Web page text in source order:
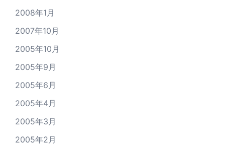
2008年1月
2007年10月
2005年10月
2005年9月
2005年6月
2005年4月
2005年3月
2005年2月